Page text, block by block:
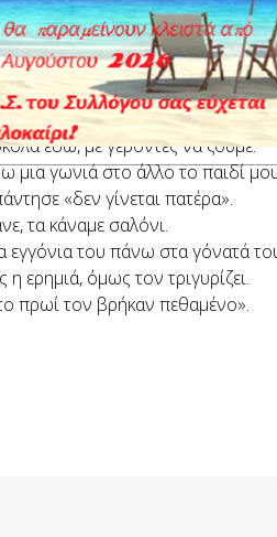
που γίνονταν, σπουδαία τα
πολύ καλά, θα μας το
και μείνανε εκεί.
η γυναίκα του και μένει ο
εδώ, με γέροντες να ζούμε.
μια γωνιά στο άλλο το παιδί
«δεν γίνεται πατέρα».
τα κάναμε σαλόνι.
εγγόνια του πάνω στα γόνατά
ερημιά, όμως τον τριγυρίζει.
πρωί τον βρήκαν πεθαμένο».